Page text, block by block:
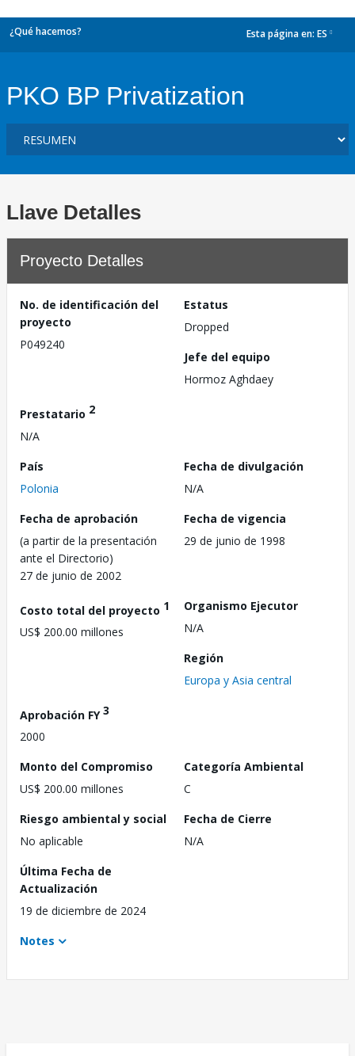
¿Qué hacemos? Esta página en: ES
PKO BP Privatization
Llave Detalles
Proyecto Detalles
No. de identificación del
proyecto
P049240
Estatus
Dropped
Jefe del equipo
Hormoz Aghdaey
Prestatario 2
N/A
País
Polonia
Fecha de divulgación
N/A
Fecha de aprobación
(a partir de la presentación
ante el Directorio)
27 de junio de 2002
Fecha de vigencia
29 de junio de 1998
Costo total del proyecto 1
US$ 200.00 millones
Organismo Ejecutor
N/A
Región
Europa y Asia central
Aprobación FY3
2000
Monto del Compromiso
US$ 200.00 millones
Categoría Ambiental
C
Riesgo ambiental y social
No aplicable
Fecha de Cierre
N/A
Última Fecha de
Actualización
19 de diciembre de 2024
Notes